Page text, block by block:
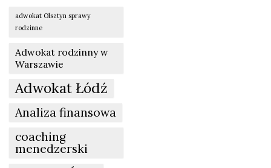
adwokat Olsztyn sprawy
rodzinne
Adwokat rodzinny w
Warszawie
Adwokat Łódź
Analiza finansowa
coaching
menedzerski